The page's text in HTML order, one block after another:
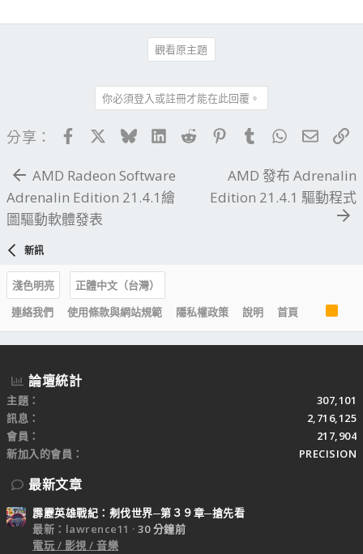
觀看原主題
你必須登入或註冊才能在此回覆。
分享： FacebookBlueskyLinkedIn
Reddit PinterestTumblrWhatsApp
電子
AMD Radeon Software
Adrenalin Edition 21.4.1繪
圖驅動軟體發表
AMD 發布 Adrenalin
Edition 21.4.1 驅動程式
新訊
淺色明亮
正體中文（台灣）
連絡我們
使用條款與網站規範 隱私權政策 說明 首頁
R
S
S
論壇統計
主題
307,101
訊息
2,716,125
會員
217,904
新加入的會員
PRECISION
最新文章
霹靂英雄戰紀：刜伐世界─第３９章─搶先看
最新：lawrence11
30 分鐘前
電玩 / 影視 / 音樂